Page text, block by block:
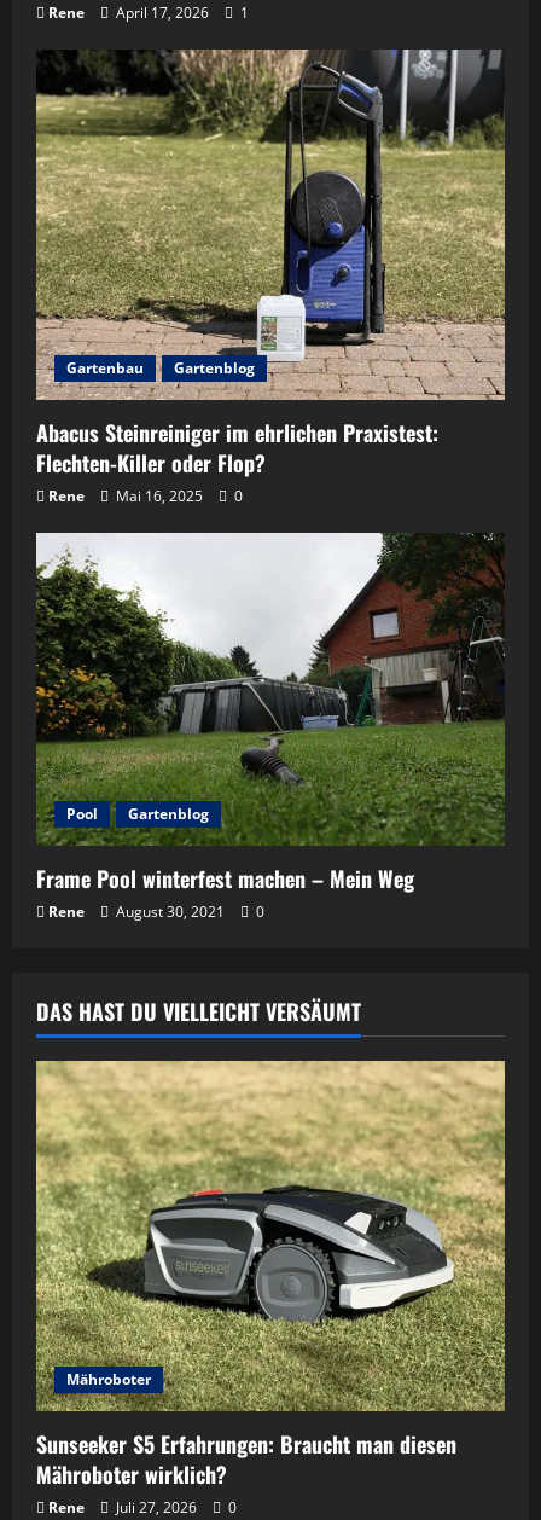
Rene April 17, 2026 1
Gartenbau Gartenblog
Abacus Steinreiniger im ehrlichen Praxistest:
Flechten-Killer oder Flop?
Rene Mai 16, 2025 0
Pool Gartenblog
Frame Pool winterfest machen – Mein Weg
Rene August 30, 2021 0
DAS HAST DU VIELLEICHT VERSÄUMT
Mähroboter
Sunseeker S5 Erfahrungen: Braucht man diesen
Mähroboter wirklich?
Rene Juli 27, 2026 0